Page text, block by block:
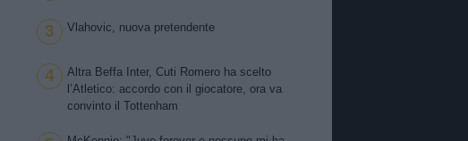
3 Vlahovic, nuova pretendente
4
Altra Beffa Inter, Cuti Romero ha scelto
l’Atletico: accordo con il giocatore, ora va
convinto il Tottenham